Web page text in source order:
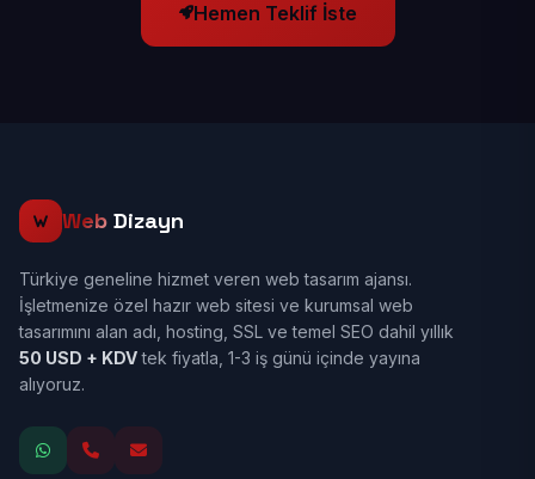
Hemen Teklif İste
Web Dizayn
Türkiye geneline hizmet veren web tasarım ajansı.
İşletmenize özel hazır web sitesi ve kurumsal web
tasarımını alan adı, hosting, SSL ve temel SEO dahil yıllık
50 USD + KDVtek fiyatla, 1-3 iş günü içinde yayına
alıyoruz.